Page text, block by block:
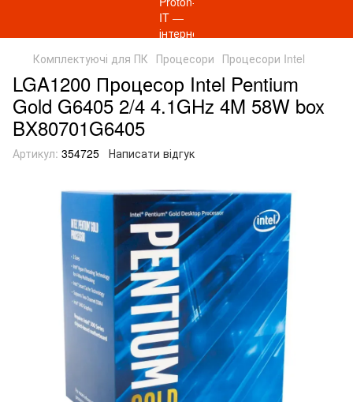
Комплектуючі для ПК Процесори Процесори Intel
LGA1200 Процесор Intel Pentium
Gold G6405 2/4 4.1GHz 4M 58W box
BX80701G6405
Артикул: 354725 Написати відгук